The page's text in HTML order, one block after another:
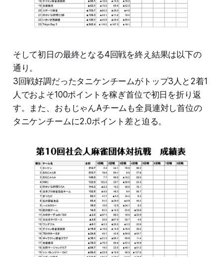
そして初日の最終となる4回戦を終え結果は以下の
通り。
3回戦好調だったタニケンチームがトップ3人と2着1
人でおよそ100ポイントを稼ぎ首位で初日を折り返
す。また、おもじゃんAチームも全員連対し首位の
タニケンチームに2.0ポイント差と迫る。